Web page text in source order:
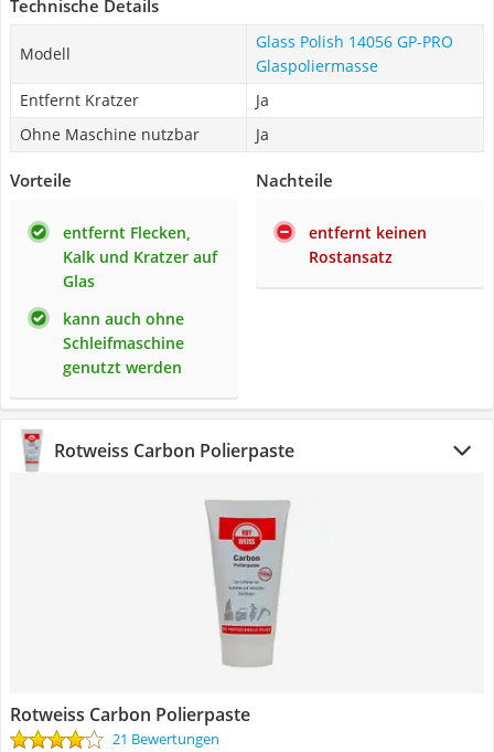
Technische Details
Modell
Glass Polish 14056 GP-PRO
Glaspoliermasse
Entfernt Kratzer
Ja
Ohne Maschine nutzbar
Ja
Vorteile
entfernt Flecken,
Kalk und Kratzer auf
Glas
kann auch ohne
Schleifmaschine
genutzt werden
Nachteile
entfernt keinen
Rostansatz
Rotweiss Carbon Polierpaste
Rotweiss Carbon Polierpaste
21 Bewertungen